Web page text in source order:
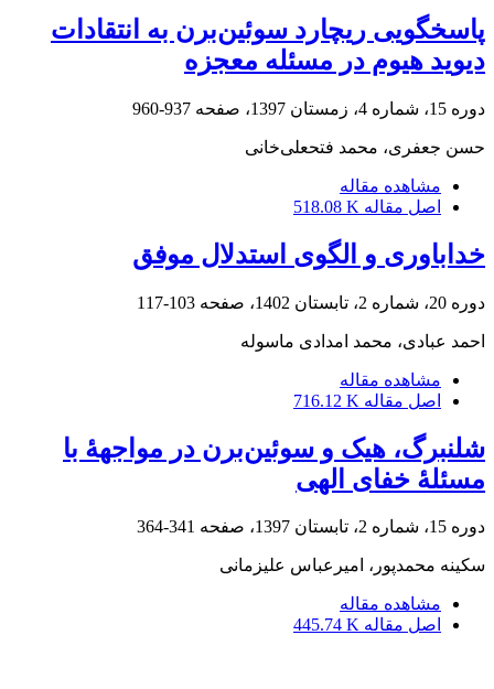
پاسخگویی ریچارد سوئین‌برن به انتقادات
دیوید هیوم در مسئله معجزه
دوره 15، شماره 4، زمستان 1397، صفحه 937-960
حسن جعفری، محمد فتحعلی‌خانی
مشاهده مقاله
اصل مقاله 518.08 K
خداباوری و الگوی استدلال موفق
دوره 20، شماره 2، تابستان 1402، صفحه 103-117
احمد عبادی، محمد امدادی ماسوله
مشاهده مقاله
اصل مقاله 716.12 K
شلنبرگ، هیک و سوئین‌برن در مواجهۀ با
مسئلۀ خفای الهی
دوره 15، شماره 2، تابستان 1397، صفحه 341-364
سکینه محمدپور، امیرعباس علیزمانی
مشاهده مقاله
اصل مقاله 445.74 K